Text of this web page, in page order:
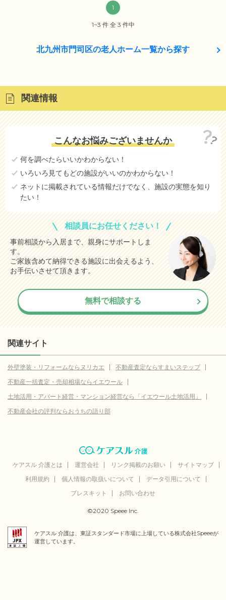
1
1~3 件 全 3 件中
北九州市門司区の老人ホーム一覧から探す
関連情報
こんなお悩みございませんか
何を調べたらいいかわからない！
いろいろ見てもどの施設がいいのかわからない！
ネットに掲載されている情報だけでなく、施設の実態を知り
たい！
相談員にお任せください！
事前相談から入居まで、親身にサポートしま
す。
ご家族含めて納得できる施設に出会えるよう、
お手伝いさせて頂きます。
無料で相談する
関連サイト
外壁塗装・リフォームならヌリカエ
不動産査定ならすまいステップ
不動産一括査定・売却相場ならイエウール
土地活用・アパート経営・マンション経営なら「イエウール土地活用」
不動産会社の評判ならおうちの語り部
ケアスル 介護とは 運営会社 リンク掲載のお願い
サイトマップ
利用規約
個人情報の取扱いについて
データ引用について
プレスキット
お問い合わせ
©2020 Speee Inc.
ケアスル 介護は、東証スタンダード市場に上場している株式会社Speeeが
運営しています。